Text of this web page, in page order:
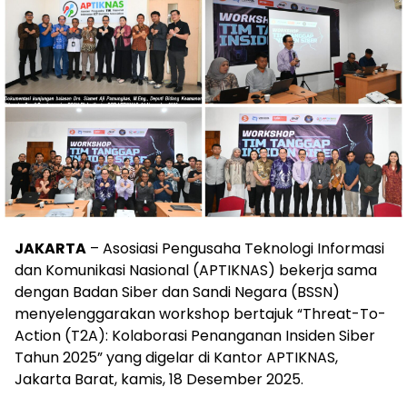
JAKARTA – Asosiasi Pengusaha Teknologi Informasi
dan Komunikasi Nasional (APTIKNAS) bekerja sama
dengan Badan Siber dan Sandi Negara (BSSN)
menyelenggarakan workshop bertajuk “Threat-To-
Action (T2A): Kolaborasi Penanganan Insiden Siber
Tahun 2025” yang digelar di Kantor APTIKNAS,
Jakarta Barat, kamis, 18 Desember 2025.